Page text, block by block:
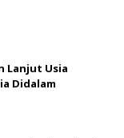
Lanjut Usia
Didalam